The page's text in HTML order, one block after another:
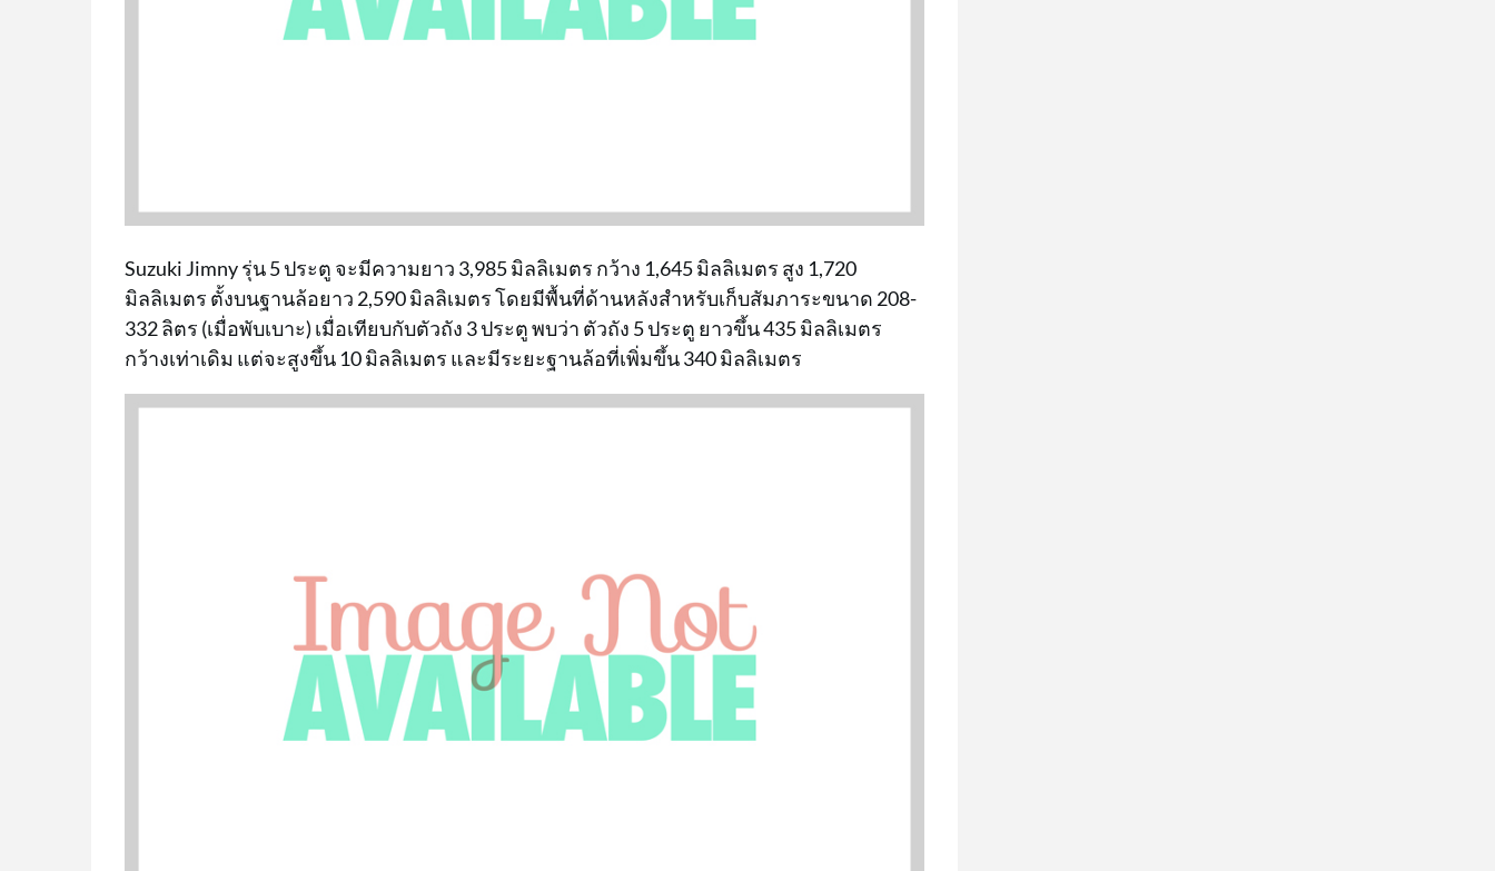
Suzuki Jimny รุ่น 5 ประตู จะมีความยาว 3,985 มิลลิเมตร กว้าง 1,645 มิลลิเมตร สูง 1,720
มิลลิเมตร ตั้งบนฐานล้อยาว 2,590 มิลลิเมตร โดยมีพื้นที่ด้านหลังสำหรับเก็บสัมภาระขนาด 208-
332 ลิตร (เมื่อพับเบาะ) เมื่อเทียบกับตัวถัง 3 ประตู พบว่า ตัวถัง 5 ประตู ยาวขึ้น 435 มิลลิเมตร
กว้างเท่าเดิม แต่จะสูงขึ้น 10 มิลลิเมตร และมีระยะฐานล้อที่เพิ่มขึ้น 340 มิลลิเมตร